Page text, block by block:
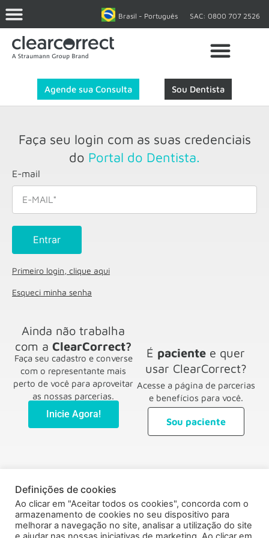
Brasil - Português SAC: 0800 707 2526
Agende sua Consulta Sou Dentista
Faça seu login com as suas credenciais
do Portal do Dentista.
E-mail
Entrar
Primeiro login, clique aqui
Esqueci minha senha
Ainda não trabalha
com a ClearCorrect?
Faça seu cadastro e converse
com o representante mais
perto de você para aproveitar
as nossas parcerias.
Inicie Agora!
É paciente e quer
usar ClearCorrect?
Acesse a página de parcerias
e benefícios para você.
Sou paciente
Definições de cookies
Ao clicar em "Aceitar todos os cookies", concorda com o
armazenamento de cookies no seu dispositivo para
melhorar a navegação no site, analisar a utilização do site